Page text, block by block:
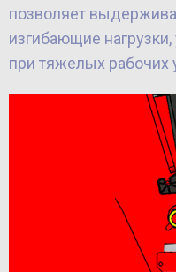
позволяет
изгибающие
при тяжелых рабочих